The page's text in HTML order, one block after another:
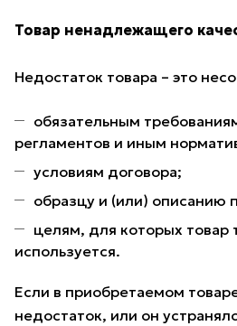
Товар ненадлежащего
Недостаток товара – это
обязательным
регламентов и иным
условиям договора;
образцу и (или) описанию
целям, для которых товар
используется.
Если в приобретаемом
недостаток, или он